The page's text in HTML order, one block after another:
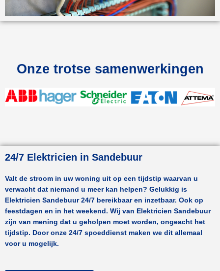
Onze trotse samenwerkingen
24/7 Elektricien in Sandebuur
Valt de stroom in uw woning uit op een tijdstip waarvan u
verwacht dat niemand u meer kan helpen? Gelukkig is
Elektricien Sandebuur 24/7 bereikbaar en inzetbaar. Ook op
feestdagen en in het weekend. Wij van Elektricien Sandebuur
zijn van mening dat u geholpen moet worden, ongeacht het
tijdstip. Door onze 24/7 spoeddienst maken we dit allemaal
voor u mogelijk.